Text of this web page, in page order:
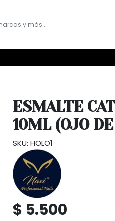
ESMALTE
10ML (OJO
SKU: HOLO1
$ 5.500